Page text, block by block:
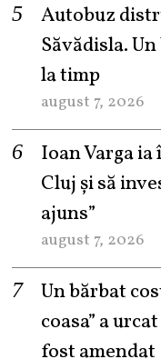
Autobuz
Săvădisla.
la timp
august 7, 2026
Ioan Varga ia
Cluj și să
ajuns”
august 7, 2026
Un bărbat
coasa” a
fost amendat